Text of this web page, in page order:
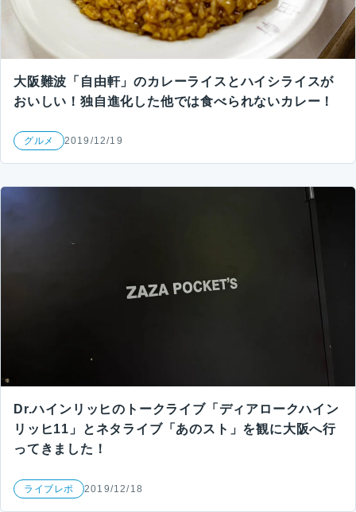
大阪難波「自由軒」のカレーライスとハイシライスが
おいしい！独自進化した他では食べられないカレー！
グルメ 2019/12/19
Dr.ハインリッヒのトークライブ「ディアロークハイン
リッヒ11」とネタライブ「あのスト」を観に大阪へ行
ってきました！
ライブレポ 2019/12/18